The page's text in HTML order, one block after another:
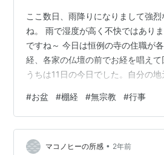
ここ数日、雨降りになりまして強
ね。 雨で湿度が高く不快ではあり
ですね～ 今日は恒例の寺の住職が
経、各家の仏壇の前でお経を唱え
うちは11日の今日でした。自分の
い線香を焚いてお経を唱えて帰る。
教自体に興味がないのでこういう
しくないのですが昔からのシキタ
きものだという地域の風習なのか習
#お盆 #棚経 #無宗教 #行事
マコノヒーの所感 • 2年前